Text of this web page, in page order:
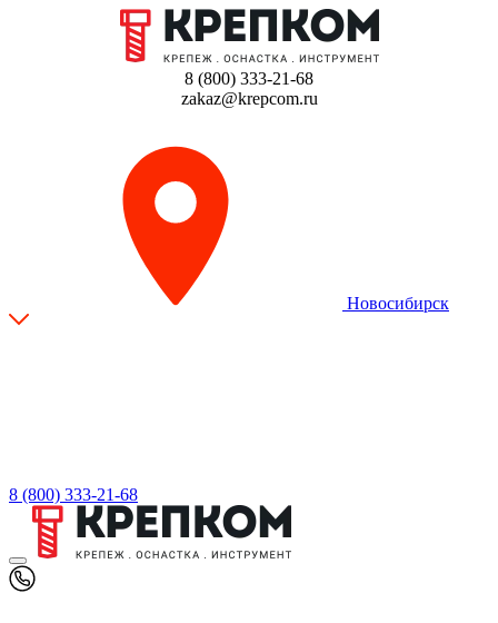
8 (800) 333-21-68
zakaz@krepcom.ru
Новосибирск
8 (800) 333-21-68